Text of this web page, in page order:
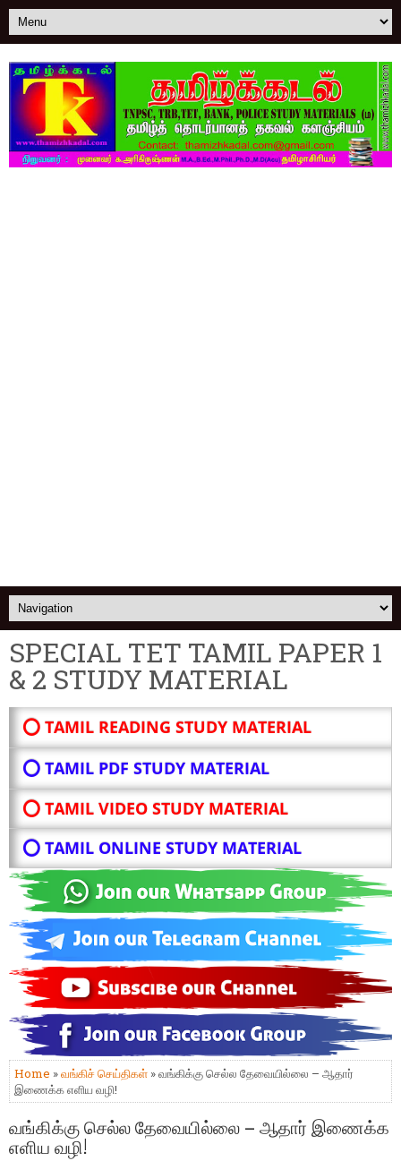
SPECIAL TET TAMIL PAPER 1
& 2 STUDY MATERIAL
⭕ TAMIL READING STUDY MATERIAL
⭕ TAMIL PDF STUDY MATERIAL
⭕ TAMIL VIDEO STUDY MATERIAL
⭕ TAMIL ONLINE STUDY MATERIAL
Home »வங்கிச் செய்திகள் » வங்கிக்கு செல்ல தேவையில்லை – ஆதார்
இணைக்க எளிய வழி!
வங்கிக்கு செல்ல தேவையில்லை – ஆதார் இணைக்க
எளிய வழி!